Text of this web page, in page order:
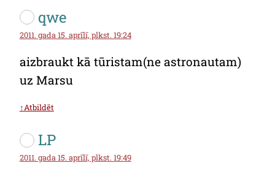
qwe
2011. gada 15. aprīlī, plkst. 19:24
aizbraukt kā tūristam(ne astronautam)
uz Marsu
↑Atbildēt
LP
2011. gada 15. aprīlī, plkst. 19:49